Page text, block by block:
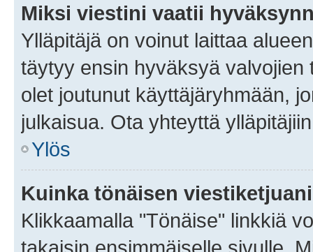
Miksi viestini vaatii
Ylläpitäjä on voinut laittaa
täytyy ensin hyväksyä
olet joutunut käyttäjäryhmään,
julkaisua. Ota yhteyttä
Ylös
Kuinka tönäisen
Klikkaamalla "Tönäise" linkkiä
takaisin ensimmäiselle sivulle.